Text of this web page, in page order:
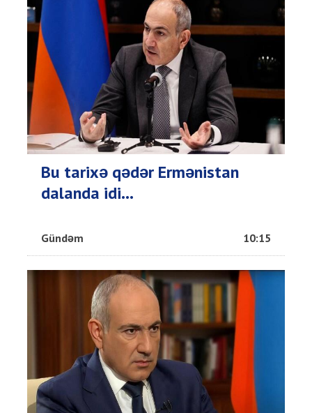
Bu tarixə qədər Ermənistan
dalanda idi...
Gündəm 10:15